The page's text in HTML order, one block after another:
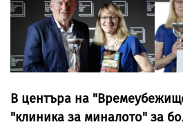
В центъра на
"клиника за миналото" за